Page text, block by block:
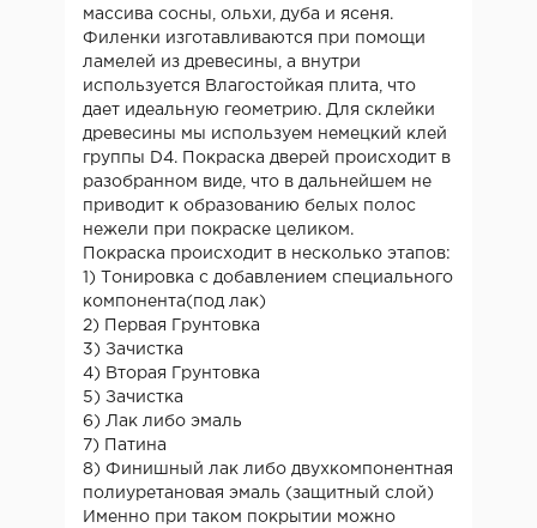
массива сосны, ольхи, дуба и ясеня.
Филенки изготавливаются при помощи
ламелей из древесины, а внутри
используется Влагостойкая плита, что
дает идеальную геометрию. Для склейки
древесины мы используем немецкий клей
группы D4. Покраска дверей происходит в
разобранном виде, что в дальнейшем не
приводит к образованию белых полос
нежели при покраске целиком.
Покраска происходит в несколько этапов:
1) Тонировка с добавлением специального
компонента(под лак)
2) Первая Грунтовка
3) Зачистка
4) Вторая Грунтовка
5) Зачистка
6) Лак либо эмаль
7) Патина
8) Финишный лак либо двухкомпонентная
полиуретановая эмаль (защитный слой)
Именно при таком покрытии можно